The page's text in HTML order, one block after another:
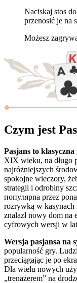
Naciskaj stos
przenosić je na
Możesz
Czym jest
Pasjans to
XIX wieku, na długo
najróżniejszych
spokojne wieczory,
strategii i odrobiny
популярna przez
rozrywką w kasynach
znalazł nowy dom na
cyfrowych wersji w
Wersja pasjansa na
popularność gry.
przeciągając je po
Dla wielu nowych
„trenażerem” na